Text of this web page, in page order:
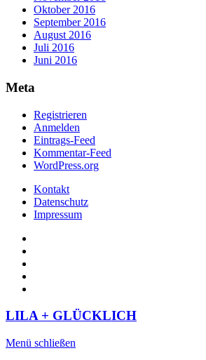
Oktober 2016
September 2016
August 2016
Juli 2016
Juni 2016
Meta
Registrieren
Anmelden
Eintrags-Feed
Kommentar-Feed
WordPress.org
Kontakt
Datenschutz
Impressum
LILA + GLÜCKLICH
Menü schließen